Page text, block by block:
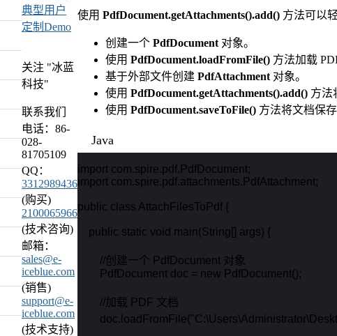
使用 PdfDocument.getAttachments().add() 方法可以
创建一个 PdfDocument 对象。
使用 PdfDocument.loadFromFile() 方法加载
基于外部文件创建 PdfAttachment 对象。
使用 PdfDocument.getAttachments().add() 方法
使用 PdfDocument.saveToFile() 方法将文档保
Java
import com.spire.pdf.PdfDocument;
import com.spire.pdf.attachments.PdfAttachment;
public class AttachFilesToPdf {
    public static void main(String[] args) {
        //创建一个 PdfDocument 对象
        PdfDocument doc = new PdfDocument();
        //加载 PDF 文档
典型用户
定制Demo
关注 "冰蓝
科技"
联系我们
电话：86-
028-
81705109
QQ：
3312989436
(购买)
2100065966
(技术咨询)
邮箱：
sales@e-
iceblue.com
(销售)
support@e-
iceblue.com
(技术支持)